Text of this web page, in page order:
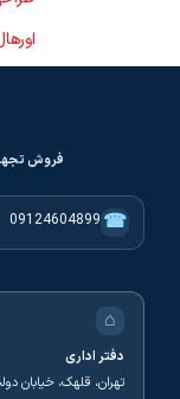
فروش
☎
09124604899
⌂
دفتر اداری
تهران، قلهک، خیابان